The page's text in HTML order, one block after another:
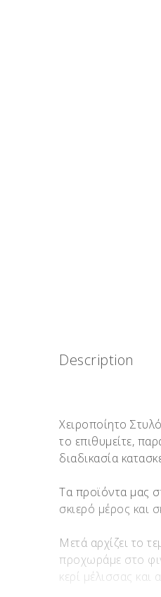
Description
Χειροποίητο
το επιθυμείτε,
διαδικασία
Τα προϊόντα μας
σκιερό μέρος και
Μετά αρχίζει το
προχωράμε στο
κερί μέλισσας και